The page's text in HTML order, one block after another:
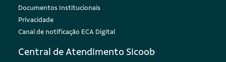
Documentos Institucionais
Privacidade
Canal de notificação ECA Digital
Central de Atendimento Sicoob